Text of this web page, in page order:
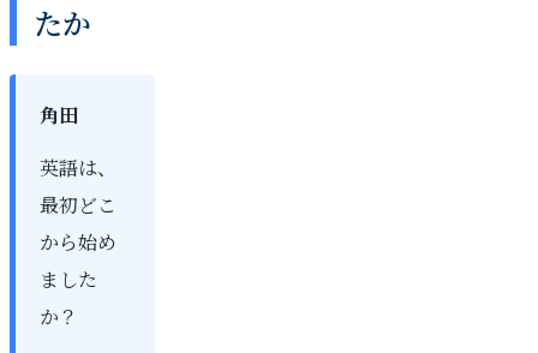
たか
角田
英語は、
最初どこ
から始め
ました
か？